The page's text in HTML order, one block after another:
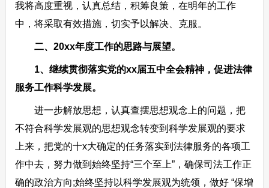
我将高度重视，认真总结，积筹良策，在明年的工作
中，将采取有效措施，切实予以解决、克服。
二、20xx年度工作的思路与展望。
1、继续贯彻落实党的xx届五中全会精神，促进法律
服务工作科学发展。
进一步解放思想，认真查摆思想观念上的问题，把
不符合科学发展观的思想观念转变到科学发展观的要求
上来，把党的十x大确定的任务落实到法律服务的各项工
作中去，努力做到始终坚持“三个至上”，确保司法工作正
确的政治方向;始终坚持以科学发展观为统领，做好 “保增